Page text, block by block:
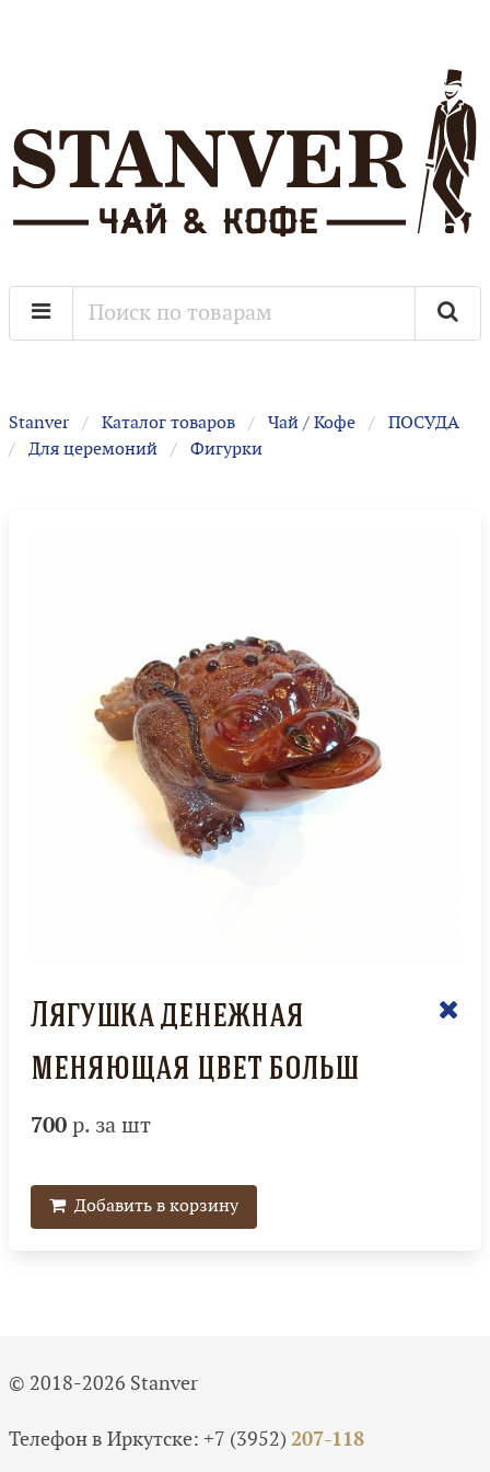
Stanver Каталог товаров Чай / Кофе
ПОСУДА
Для церемоний
Фигурки
Лягушка денежная
меняющая цвет больш
700 р. за шт
Добавить в корзину
© 2018-2026 Stanver
Телефон в Иркутске: +7 (3952) 207-118